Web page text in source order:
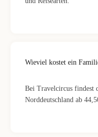
Wieviel kostet ein
Bei Travelcircus findest
Norddeutschland ab